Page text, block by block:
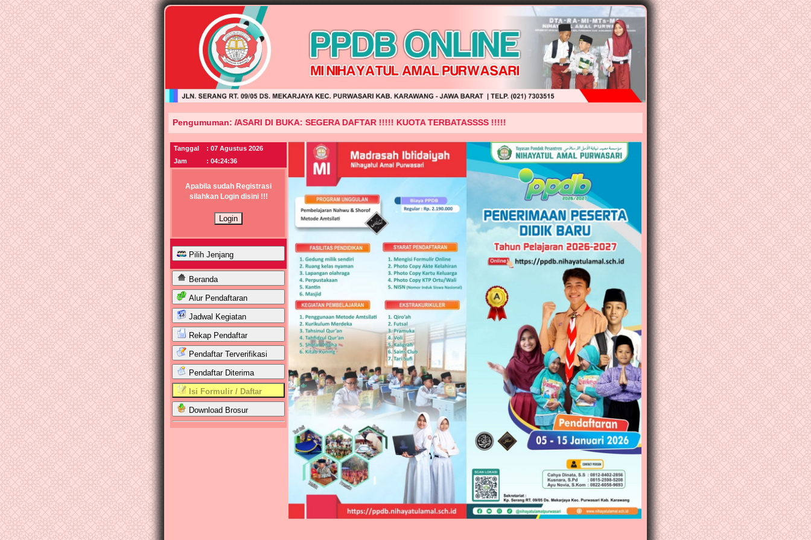
Pengumuman:
PPDB Online MI NIHAYATUL AMAL PURWASARI DI BUKA: SEGERA DAFTAR !!!!! KUOTA TERBATASSSS !!!!!
Tanggal
: 07 Agustus 2026
Jam
: 04:24:36
Apabila sudah Registrasi
silahkan Login disini !!!
Pilih Jenjang
Beranda
Alur Pendaftaran
Jadwal Kegiatan
Rekap Pendaftar
Pendaftar Terverifikasi
Pendaftar Diterima
Isi Formulir / Daftar
Download Brosur